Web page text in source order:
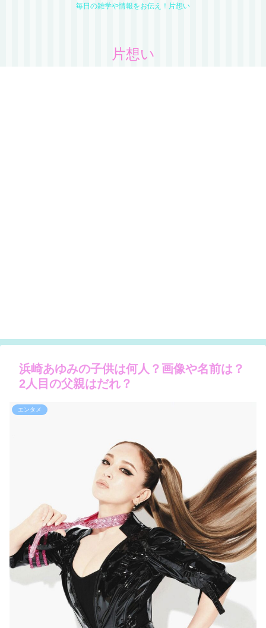
毎日の雑学や情報をお伝え！片想い
片想い
浜崎あゆみの子供は何人？画像や名前は？
2人目の父親はだれ？
エンタメ